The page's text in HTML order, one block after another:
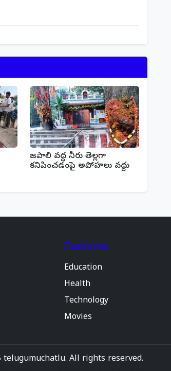
జపాలి వద్ద నీరు తెల్లగా
కనిపించడంపై అపోహలు వద్దు
Features
Education
Health
Technology
Movies
telugumuchatlu. All rights reserved.